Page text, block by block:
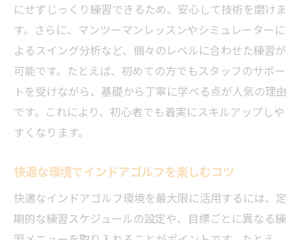
効率的な上達には個別レッスンがおすすめ
マンツーマン指導のメリットと活用法
自分の課題に合わせたインドアゴルフ練習
講師と二人三脚で伸ばすスイング修正術
マンツーマン練習で着実に上達するコツ
熊本で注目のインドアゴルフ活用ポイント
注目のインドアゴルフ施設利用のコツ
熊本で話題のインドアゴルフ練習法とは
最新設備を使ったスキルアップの実践法
にせずじっくり練習できるため、安心して技術を磨けま
す。さらに、マンツーマンレッスンやシミュレーターに
よるスイング分析など、個々のレベルに合わせた練習が
可能です。たとえば、初めての方でもスタッフのサポー
トを受けながら、基礎から丁寧に学べる点が人気の理由
です。これにより、初心者でも着実にスキルアップしや
すくなります。
快適な環境でインドアゴルフを楽しむコツ
快適なインドアゴルフ環境を最大限に活用するには、定
期的な練習スケジュールの設定や、目標ごとに異なる練